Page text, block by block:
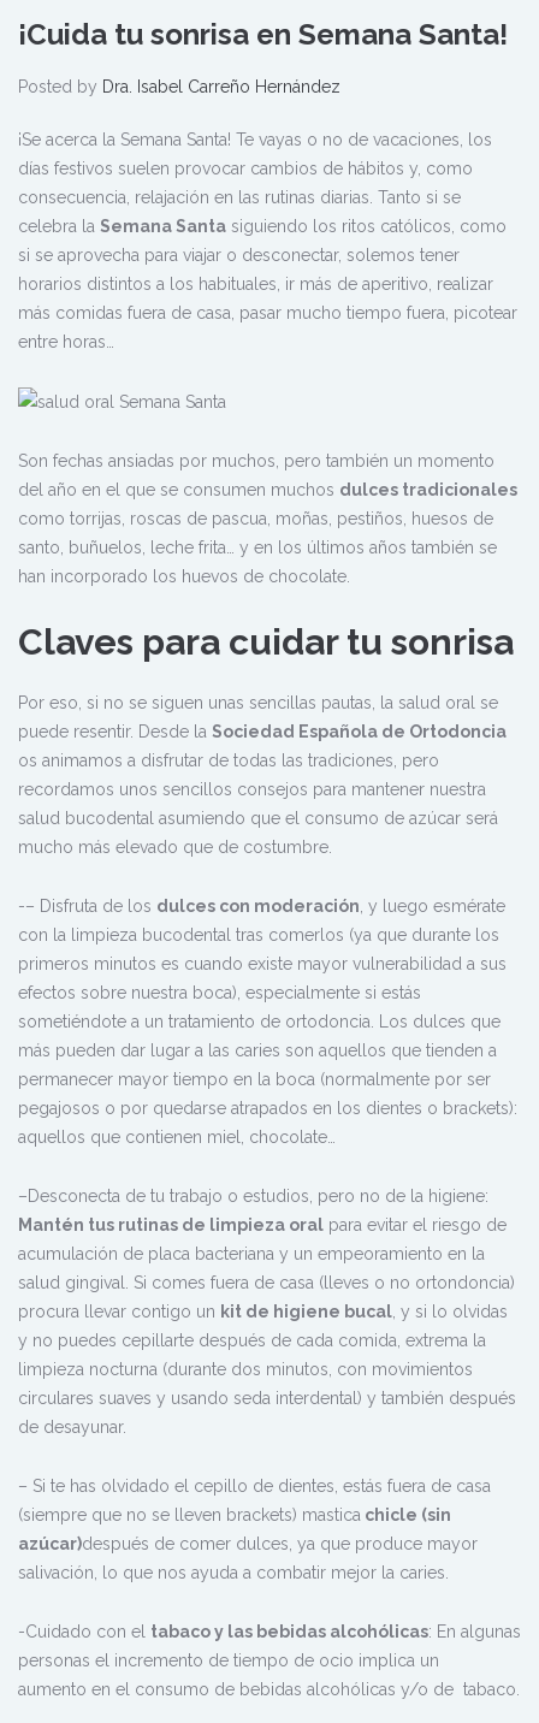
¡Cuida tu sonrisa en Semana Santa!
Posted by Dra. Isabel Carreño Hernández
¡Se acerca la Semana Santa! Te vayas o no de vacaciones, los
días festivos suelen provocar cambios de hábitos y, como
consecuencia, relajación en las rutinas diarias. Tanto si se
celebra la Semana Santa siguiendo los ritos católicos, como
si se aprovecha para viajar o desconectar, solemos tener
horarios distintos a los habituales, ir más de aperitivo, realizar
más comidas fuera de casa, pasar mucho tiempo fuera, picotear
entre horas…
Son fechas ansiadas por muchos, pero también un momento
del año en el que se consumen muchos dulces tradicionales
como torrijas, roscas de pascua, moñas, pestiños, huesos de
santo, buñuelos, leche frita… y en los últimos años también se
han incorporado los huevos de chocolate.
Claves para cuidar tu sonrisa
Por eso, si no se siguen unas sencillas pautas, la salud oral se
puede resentir. Desde la Sociedad Española de Ortodoncia
os animamos a disfrutar de todas las tradiciones, pero
recordamos unos sencillos consejos para mantener nuestra
salud bucodental asumiendo que el consumo de azúcar será
mucho más elevado que de costumbre.
-– Disfruta de los dulces con moderación, y luego esmérate
con la limpieza bucodental tras comerlos (ya que durante los
primeros minutos es cuando existe mayor vulnerabilidad a sus
efectos sobre nuestra boca), especialmente si estás
sometiéndote a un tratamiento de ortodoncia. Los dulces que
más pueden dar lugar a las caries son aquellos que tienden a
permanecer mayor tiempo en la boca (normalmente por ser
pegajosos o por quedarse atrapados en los dientes o brackets):
aquellos que contienen miel, chocolate…
–Desconecta de tu trabajo o estudios, pero no de la higiene:
Mantén tus rutinas de limpieza oral para evitar el riesgo de
acumulación de placa bacteriana y un empeoramiento en la
salud gingival. Si comes fuera de casa (lleves o no ortondoncia)
procura llevar contigo un kit de higiene bucal, y si lo olvidas
y no puedes cepillarte después de cada comida, extrema la
limpieza nocturna (durante dos minutos, con movimientos
circulares suaves y usando seda interdental) y también después
de desayunar.
– Si te has olvidado el cepillo de dientes, estás fuera de casa
(siempre que no se lleven brackets) mastica chicle (sin
azúcar)después de comer dulces, ya que produce mayor
salivación, lo que nos ayuda a combatir mejor la caries.
-Cuidado con el tabaco y las bebidas alcohólicas: En algunas
personas el incremento de tiempo de ocio implica un
aumento en el consumo de bebidas alcohólicas y/o de tabaco.